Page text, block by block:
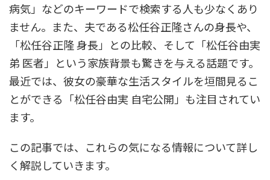
病気」などのキーワードで検索する人も少なくあり
ません。また、夫である松任谷正隆さんの身長や、
「松任谷正隆 身長」との比較、そして「松任谷由実
弟 医者」という家族背景も驚きを与える話題です。
最近では、彼女の豪華な生活スタイルを垣間見るこ
とができる「松任谷由実 自宅公開」も注目されてい
ます。
この記事では、これらの気になる情報について詳し
く解説していきます。